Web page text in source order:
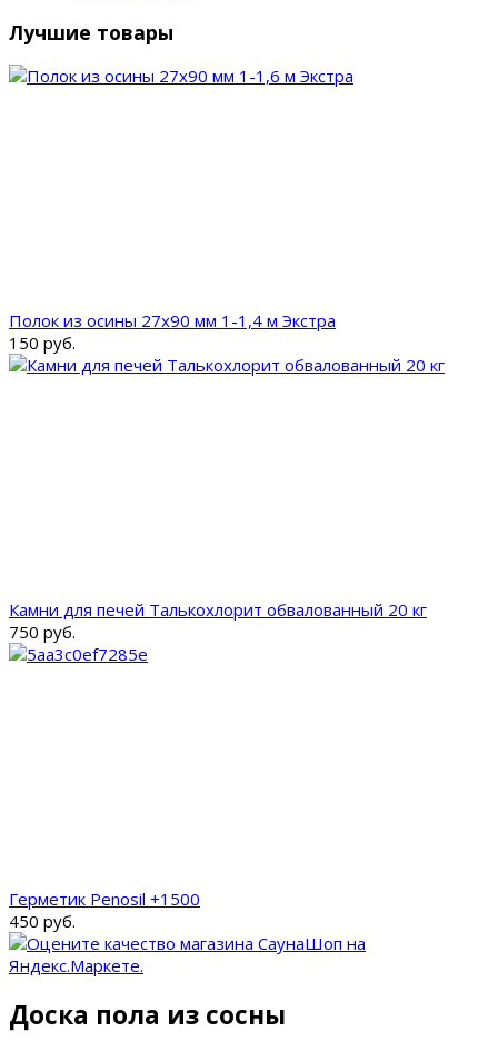
Лучшие товары
Полок из осины 27x90 мм 1-1,4 м Экстра
150 руб.
Камни для печей Талькохлорит обвалованный 20 кг
750 руб.
Герметик Penosil +1500
450 руб.
Доска пола из сосны